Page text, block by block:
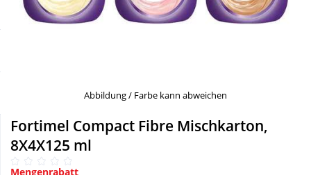
Schnäppchen
Täglich gut versorgt
Liebe & Erotik
Nahrungsergänzung
Natur & Homöopathie
Abbildung / Farbe kann abweichen
Fortimel Compact Fibre Mischkarton,
8X4X125 ml
Mengenrabatt